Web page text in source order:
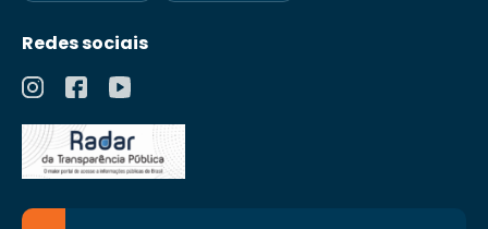
Redes sociais